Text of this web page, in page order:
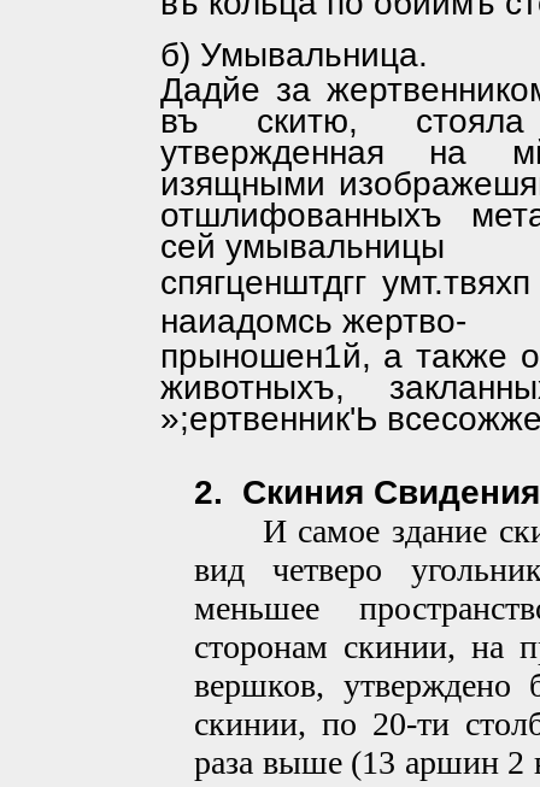
б) Умывальница.
Дадйе за
въ скитю, стояла
утвержденная на
изящными
отшлифованныхъ
сей умывальницы
спягценштдгг
наиадомсь жертво-
прыношен1й, а также
животныхъ,
»;ертвенник'Ь
2.
Скиния Свидения
И самое здание
вид четверо
меньшее
сторонам скинии, на
вершков,
скинии, по 20-ти
раза выше (13 аршин 2